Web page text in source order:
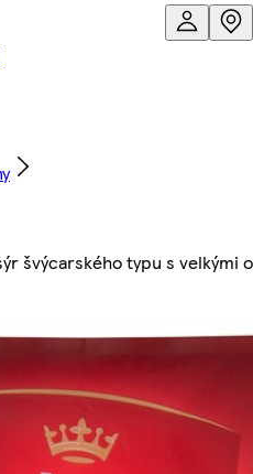
švýcarského typu s velkými